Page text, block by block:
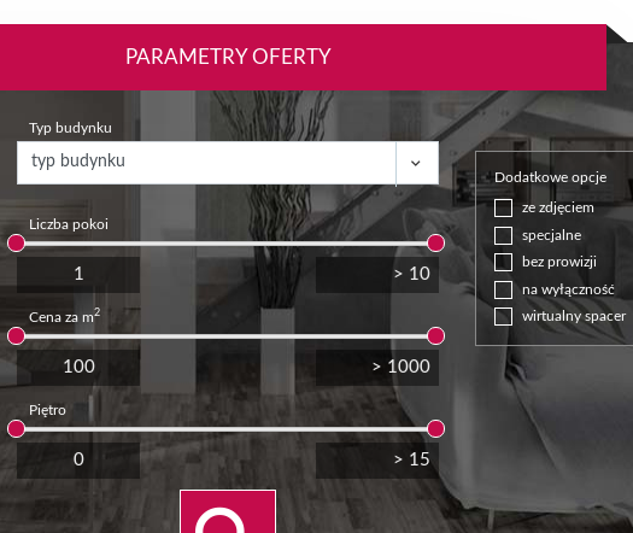
PARAMETRY OFERTY
Typ budynku
Liczba pokoi
Cena za m2
Piętro
Dodatkowe opcje
ze zdjęciem
specjalne
bez prowizji
na wyłączność
wirtualny spacer